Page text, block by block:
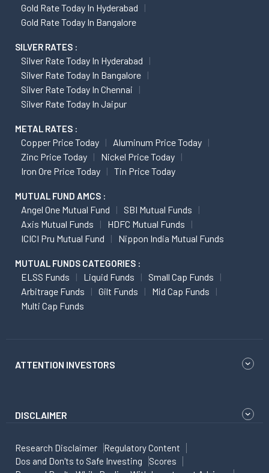
Gold Rate Today In Hyderabad
Gold Rate Today In Bangalore
SILVER RATES :
Silver Rate Today In Hyderabad
Silver Rate Today In Bangalore
Silver Rate Today In Chennai
Silver Rate Today In Jaipur
METAL RATES :
Copper Price Today
Aluminum Price Today
Zinc Price Today
Nickel Price Today
Iron Ore Price Today
Tin Price Today
MUTUAL FUND AMCS :
Angel One Mutual Fund
SBI Mutual Funds
Axis Mutual Funds
HDFC Mutual Funds
ICICI Pru Mutual Fund
Nippon India Mutual Funds
MUTUAL FUNDS CATEGORIES :
ELSS Funds Liquid Funds
Small Cap Funds
Arbitrage Funds
Gilt Funds
Mid Cap Funds
Multi Cap Funds
ATTENTION INVESTORS
DISCLAIMER
Research Disclaimer
Regulatory Content
Dos and Don'ts to Safe Investing
Scores